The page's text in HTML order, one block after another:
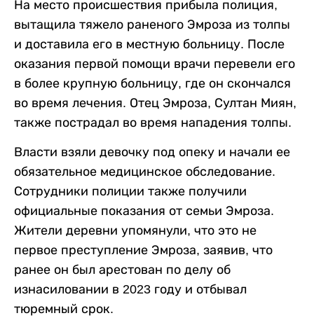
На место происшествия прибыла полиция,
вытащила тяжело раненого Эмроза из толпы
и доставила его в местную больницу. После
оказания первой помощи врачи перевели его
в более крупную больницу, где он скончался
во время лечения. Отец Эмроза, Султан Миян,
также пострадал во время нападения толпы.
Власти взяли девочку под опеку и начали ее
обязательное медицинское обследование.
Сотрудники полиции также получили
официальные показания от семьи Эмроза.
Жители деревни упомянули, что это не
первое преступление Эмроза, заявив, что
ранее он был арестован по делу об
изнасиловании в 2023 году и отбывал
тюремный срок.